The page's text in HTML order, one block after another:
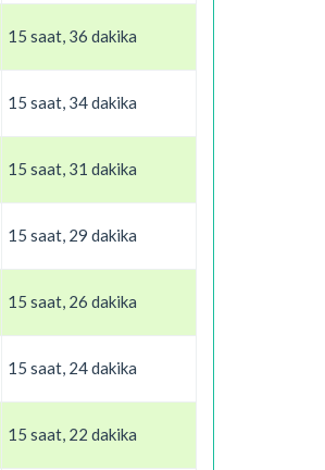
15 saat, 36 dakika
15 saat, 34 dakika
15 saat, 31 dakika
15 saat, 29 dakika
15 saat, 26 dakika
15 saat, 24 dakika
15 saat, 22 dakika